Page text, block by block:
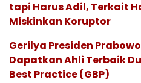
tapi Harus Adil, Terkait
Miskinkan Koruptor
Gerilya Presiden
Dapatkan Ahli Terbaik
Best Practice (GBP)